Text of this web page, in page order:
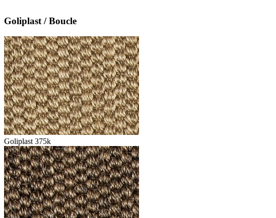
Goliplast / Boucle
Goliplast 375k